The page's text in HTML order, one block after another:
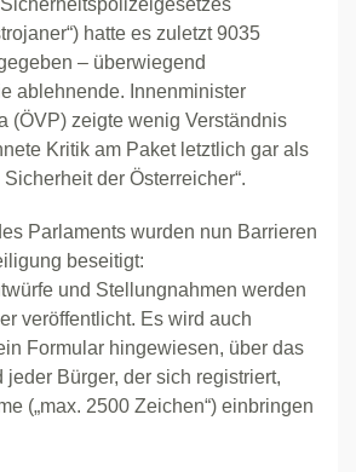
hatte es zuletzt 9035
– überwiegend
ablehnende. Innenminister
(ÖVP) zeigte wenig Verständnis
Kritik am Paket letztlich gar als
der Österreicher“.
Parlaments wurden nun Barrieren
beseitigt:
und Stellungnahmen werden
veröffentlicht. Es wird auch
Formular hingewiesen, über das
jeder Bürger, der sich registriert,
(„max. 2500 Zeichen“) einbringen